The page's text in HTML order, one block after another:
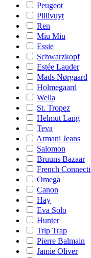
Peugeot
Pillivuyt
Ren
Miu Miu
Essie
Schwarzkopf
Estée Lauder
Mads Nørgaard
Holmegaard
Wella
St. Tropez
Helmut Lang
Teva
Armani Jeans
Salomon
Bruuns Bazaar
French
Omega
Canon
Hay
Eva Solo
Hunter
Trip Trap
Pierre Balmain
Jamie Oliver